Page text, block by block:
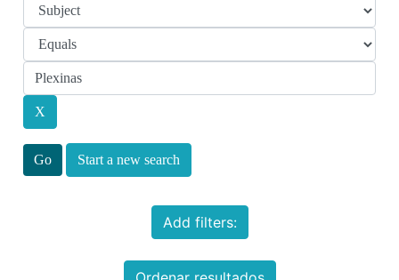
Start a new search
Add filters: